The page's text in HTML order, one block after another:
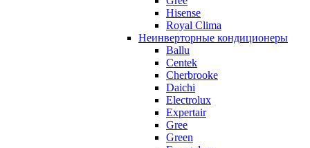
Hisense
Royal Clima
Неинверторные кондиционеры
Ballu
Centek
Cherbrooke
Daichi
Electrolux
Expertair
Gree
Green